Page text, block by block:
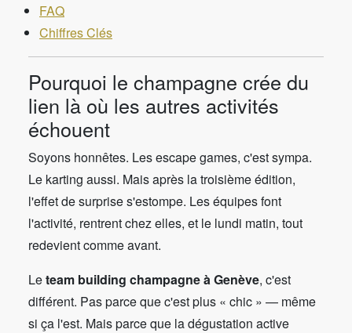
FAQ
Chiffres Clés
Pourquoi le champagne crée du
lien là où les autres activités
échouent
Soyons honnêtes. Les escape games, c'est sympa.
Le karting aussi. Mais après la troisième édition,
l'effet de surprise s'estompe. Les équipes font
l'activité, rentrent chez elles, et le lundi matin, tout
redevient comme avant.
Leteam building champagne à Genève, c'est
différent. Pas parce que c'est plus « chic » — même
si ça l'est. Mais parce que la dégustation active